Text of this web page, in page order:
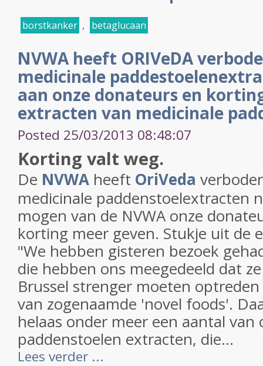
borstkanker , betaglucaan
NVWA heeft ORIVeDA
medicinale
aan onze donateurs en
extracten van medicinale
Posted 25/03/2013 08:48:07
Korting valt weg.
De NVWA heeft OriVeda
medicinale paddenstoelextracten
mogen van de NVWA onze
korting meer geven. Stukje uit de
"We hebben gisteren bezoek
die hebben ons meegedeeld dat
Brussel strenger moeten
van zogenaamde 'novel foods'.
helaas onder meer een aantal van
paddenstoelen extracten, die...
Lees verder ...